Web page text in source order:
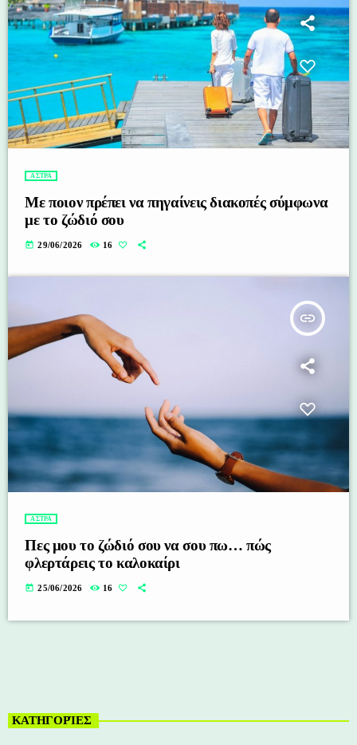
ΑΣΤΡΑ
Με ποιον πρέπει να πηγαίνεις διακοπές σύμφωνα
με το ζώδιό σου
today 29/06/2026 16
insert_link
ΑΣΤΡΑ
Πες μου το ζώδιό σου να σου πω… πώς
φλερτάρεις το καλοκαίρι
today 25/06/2026 16
ΚΑΤΗΓΟΡΊΕΣ